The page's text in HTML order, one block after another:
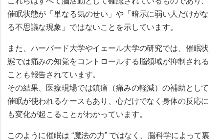
催眠状態が「単なる気のせい」や「暗示に弱い人だけがな
る不思議な現象」ではないことを示しています。
また、ハーバード大学やイェール大学の研究では、催眠状
態では痛みの知覚をコントロールする脳領域が抑制される
ことも報告されています。
その結果、医療現場では鎮痛（痛みの軽減）の補助として
催眠が使われるケースもあり、心だけでなく身体の反応に
も変化が起こることがわかっています。
このように催眠は “魔法の力” ではなく、
脳科学によって裏